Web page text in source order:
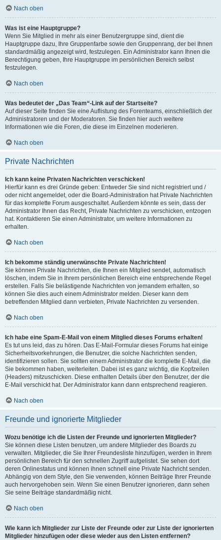
Nach oben
Was ist eine Hauptgruppe?
Wenn Sie Mitglied in mehr als einer Benutzergruppe sind, dient die
Hauptgruppe dazu, Ihre Gruppenfarbe sowie den Gruppenrang, der bei Ihnen
standardmäßig angezeigt wird, festzulegen. Ein Administrator kann Ihnen die
Berechtigung geben, Ihre Hauptgruppe im persönlichen Bereich selbst
festzulegen.
Nach oben
Was bedeutet der „Das Team“-Link auf der Startseite?
Auf dieser Seite finden Sie eine Auflistung des Forenteams, einschließlich der
Administratoren und der Moderatoren. Sie finden hier auch weitere
Informationen wie die Foren, die diese im Einzelnen moderieren.
Nach oben
Private Nachrichten
Ich kann keine Privaten Nachrichten verschicken!
Hierfür kann es drei Gründe geben: Entweder Sie sind nicht registriert und /
oder nicht angemeldet, oder die Board-Administration hat Private Nachrichten
für das komplette Forum ausgeschaltet. Außerdem könnte es sein, dass der
Administrator Ihnen das Recht, Private Nachrichten zu verschicken, entzogen
hat. Kontaktieren Sie einen Administrator, um weitere Informationen zu
erhalten.
Nach oben
Ich bekomme ständig unerwünschte Private Nachrichten!
Sie können Private Nachrichten, die Ihnen ein Mitglied sendet, automatisch
löschen, indem Sie in Ihrem persönlichen Bereich eine entsprechende Regel
erstellen. Falls Sie belästigende Nachrichten von jemandem erhalten, so
können Sie dies auch einem Administrator melden. Dieser kann dem
betreffenden Mitglied dann verbieten, Private Nachrichten zu versenden.
Nach oben
Ich habe eine Spam-E-Mail von einem Mitglied dieses Forums erhalten!
Es tut uns leid, das zu hören. Das E-Mail-Formular dieses Forums hat einige
Sicherheitsvorkehrungen, die Benutzer, die solche Nachrichten senden,
identifizieren sollen. Sie sollten einem Administrator die komplette E-Mail, die
Sie bekommen haben, weiterleiten. Dabei ist es ganz wichtig, die Kopfzeilen
(Headers) mitzuschicken. Diese enthalten Details über den Benutzer, der die
E-Mail verschickt hat. Der Administrator kann dann entsprechend reagieren.
Nach oben
Freunde und ignorierte Mitglieder
Wozu benötige ich die Listen der Freunde und ignorierten Mitglieder?
Sie können diese Listen benutzen, um andere Mitglieder des Boards zu
verwalten. Mitglieder, die Sie Ihrer Freundesliste hinzufügen, werden in Ihrem
persönlichen Bereich für den schnellen Zugriff aufgelistet. Sie sehen dort
deren Onlinestatus und können ihnen schnell eine Private Nachricht senden.
Abhängig von dem Style, den Sie verwenden, können Beiträge Ihrer Freunde
auch hervorgehoben sein. Wenn Sie einen Benutzer ignorieren, dann sehen
Sie seine Beiträge standardmäßig nicht.
Nach oben
Wie kann ich Mitglieder zur Liste der Freunde oder zur Liste der ignorierten
Mitglieder hinzufügen oder diese wieder aus den Listen entfernen?